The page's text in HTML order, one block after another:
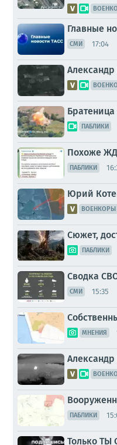
Главные
СМИ 17:04
ПАБЛИКИ
Похоже ЖД
ПАБЛИКИ
Юрий
ВОЕНКОРЫ
Сюжет,
ПАБЛИКИ
Сводка
СМИ 15:35
МНЕНИЯ
ПАБЛИКИ
Только ТЫ